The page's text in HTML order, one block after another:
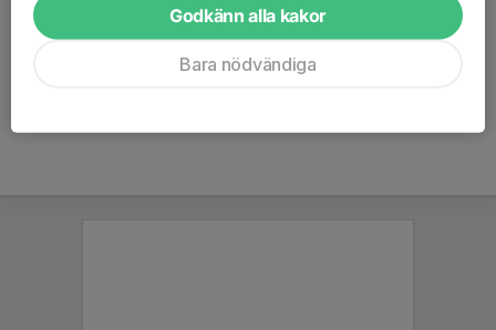
Position
Linjespelare
Godkänn alla kakor
Bara nödvändiga